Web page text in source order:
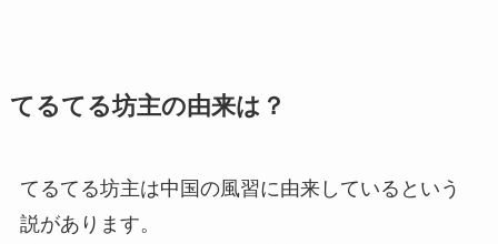
てるてる坊主の由来は？
てるてる坊主は中国の風習に由来しているという
説があります。